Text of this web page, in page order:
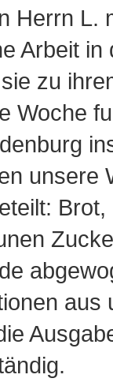
Herrn L.
Arbeit
zu
Woche
unsere
aus